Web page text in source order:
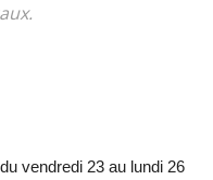
vendredi 23 au lundi 26